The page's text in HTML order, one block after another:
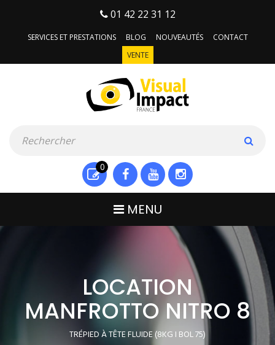
01 42 22 31 12
SERVICES ET PRESTATIONS BLOG NOUVEAUTÉS
CONTACT
VENTE
0
MENU
LOCATION
MANFROTTO NITRO 8
TRÉPIED À TÊTE FLUIDE (8KG I BOL 75)